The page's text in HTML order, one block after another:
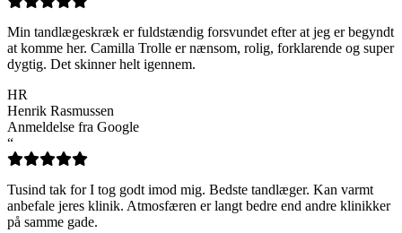
Min tandlægeskræk er fuldstændig forsvundet efter at jeg er begyndt
at komme her. Camilla Trolle er nænsom, rolig, forklarende og super
dygtig. Det skinner helt igennem.
HR
Henrik Rasmussen
Anmeldelse fra Google
“
Tusind tak for I tog godt imod mig. Bedste tandlæger. Kan varmt
anbefale jeres klinik. Atmosfæren er langt bedre end andre klinikker
på samme gade.